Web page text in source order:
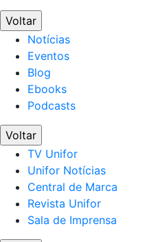
Voltar
Notícias
Eventos
Blog
Ebooks
Podcasts
Voltar
TV Unifor
Unifor Notícias
Central de Marca
Revista Unifor
Sala de Imprensa